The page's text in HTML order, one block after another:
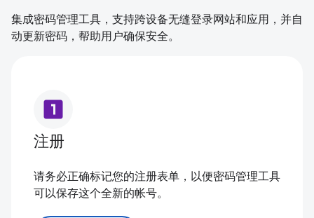
集成密码管理工具，支持跨设备无缝登录网站和应用，并自
动更新密码，帮助用户确保安全。
looks_one
注册
请务必正确标记您的注册表单，以便密码管理工具
可以保存这个全新的帐号。